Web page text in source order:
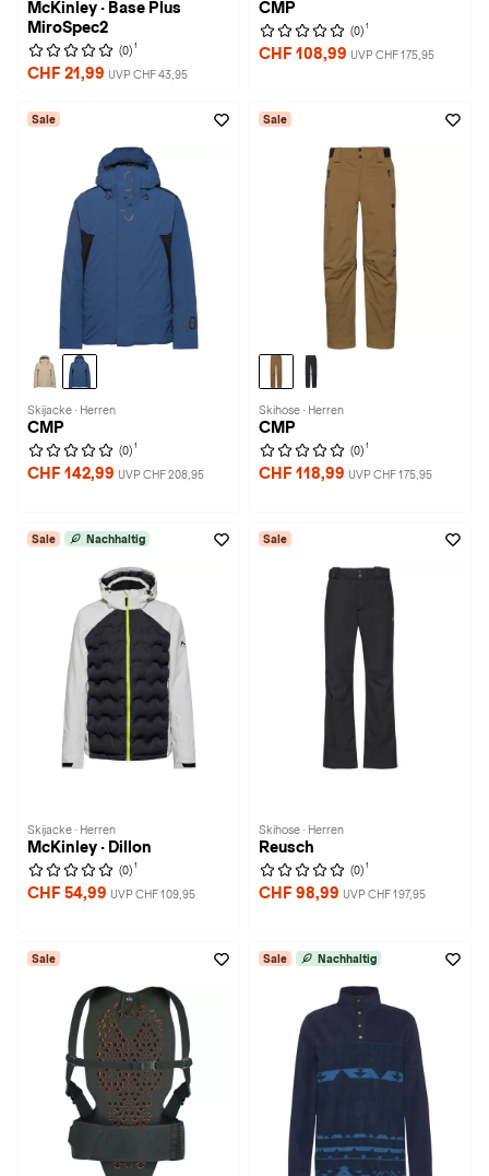
McKinley · Base Plus
MiroSpec2
(0) 1
CHF 21,99 UVP CHF 43,95
CMP
(0) 1
CHF 108,99 UVP CHF 175,95
Sale
Skijacke · Herren
CMP
(0) 1
CHF 142,99 UVP CHF 208,95
Sale
Skihose · Herren
CMP
(0) 1
CHF 118,99 UVP CHF 175,95
Sale Nachhaltig
Skijacke · Herren
McKinley · Dillon
(0) 1
CHF 54,99 UVP CHF 109,95
Sale
Skihose · Herren
Reusch
(0) 1
CHF 98,99 UVP CHF 197,95
Sale Sale Nachhaltig